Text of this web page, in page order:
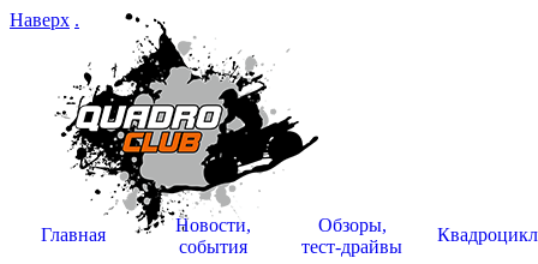
Наверх .
Главная
Новости,
события
Обзоры,
тест-драйвы